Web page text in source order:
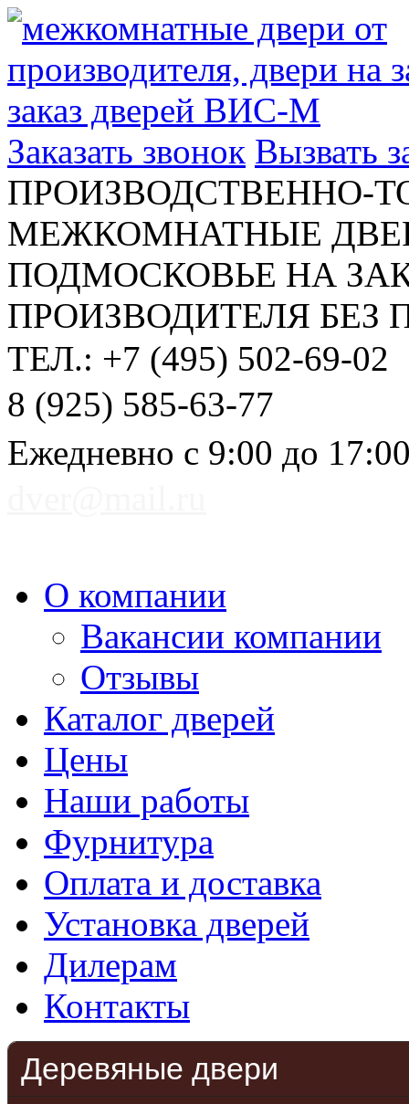
Заказать звонок Вызвать
ПРОИЗВОДСТВЕННО-
МЕЖКОМНАТНЫЕ
ПОДМОСКОВЬЕ НА
ПРОИЗВОДИТЕЛЯ БЕЗ
ТЕЛ.: +7 (495) 502-69-02
8 (925) 585-63-77
Ежедневно с 9:00 до
О компании
Вакансии компании
Отзывы
Каталог дверей
Цены
Наши работы
Фурнитура
Оплата и доставка
Установка дверей
Дилерам
Контакты
Деревяные двери